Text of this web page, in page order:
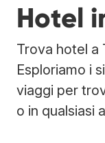
Hotel
Trova hotel a
Esploriamo i
viaggi per
o in qualsiasi